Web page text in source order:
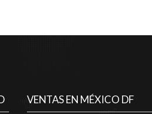
VENTAS EN MÉXICO DF